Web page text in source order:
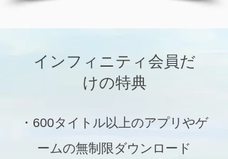
インフィニティ会員だ
けの特典
・600タイトル以上のアプリやゲ
ームの無制限ダウンロード